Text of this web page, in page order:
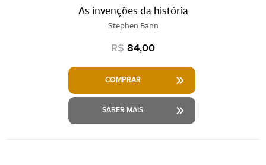
As invenções da história
Stephen Bann
R$ 84,00
COMPRAR
SABER MAIS